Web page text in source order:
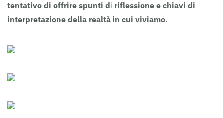
tentativo di offrire spunti di riflessione e chiavi di
interpretazione della realtà in cui viviamo.